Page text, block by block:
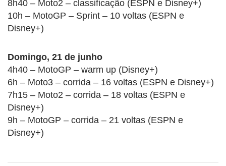
8h40 – Moto2 – classificação (ESPN e Disney+)
10h – MotoGP – Sprint – 10 voltas (ESPN e
Disney+)
Domingo, 21 de junho
4h40 – MotoGP – warm up (Disney+)
6h – Moto3 – corrida – 16 voltas (ESPN e Disney+)
7h15 – Moto2 – corrida – 18 voltas (ESPN e
Disney+)
9h – MotoGP – corrida – 21 voltas (ESPN e
Disney+)